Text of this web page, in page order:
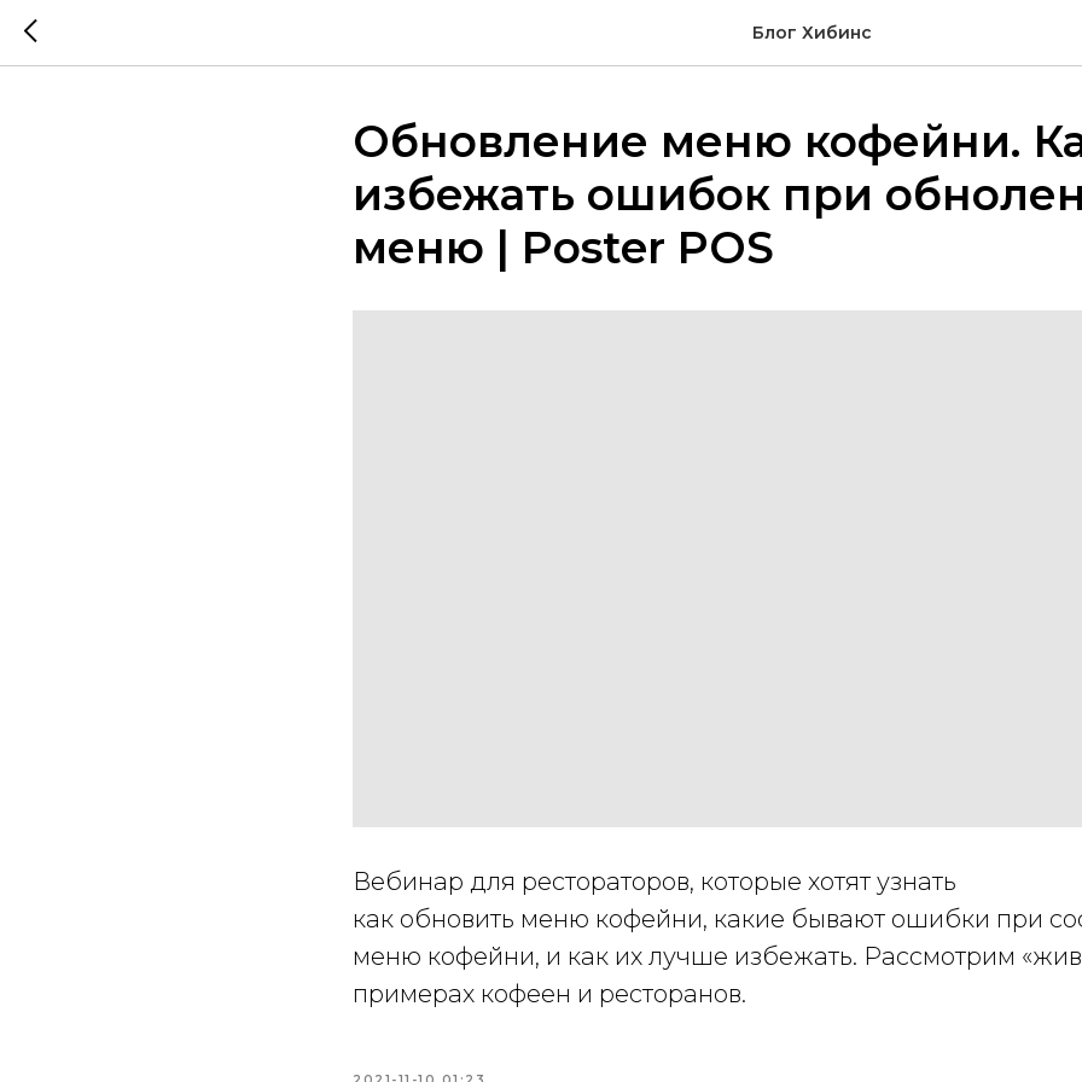
Блог Хибинс
Обновление меню кофейни.
избежать ошибок при
меню | Poster POS
Вебинар для рестораторов, которые хотят узнать
как обновить меню кофейни, какие бывают ошибки при
меню кофейни, и как их лучше избежать. Рассмотрим
примерах кофеен и ресторанов.